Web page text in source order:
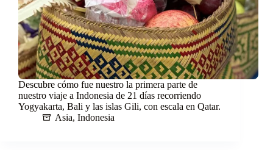
Descubre cómo fue nuestro la primera parte de
nuestro viaje a Indonesia de 21 días recorriendo
Yogyakarta, Bali y las islas Gili, con escala en Qatar.
Asia, Indonesia